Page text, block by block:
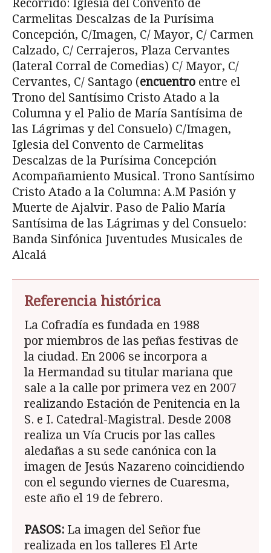
Recorrido: Iglesia del Convento de
Carmelitas Descalzas de la Purísima
Concepción, C/Imagen, C/ Mayor, C/ Carmen
Calzado, C/ Cerrajeros, Plaza Cervantes
(lateral Corral de Comedias) C/ Mayor, C/
Cervantes, C/ Santago (encuentro entre el
Trono del Santísimo Cristo Atado a la
Columna y el Palio de María Santísima de
las Lágrimas y del Consuelo) C/Imagen,
Iglesia del Convento de Carmelitas
Descalzas de la Purísi­ma Concepción
Acompañamiento Musical. Trono Santísimo
Cristo Atado a la Columna: A.M Pasión y
Muerte de Ajalvir. Paso de Palio María
Santísima de las Lágrimas y del Consuelo:
Banda Sinfónica Juventudes Mu­sicales de
Alcalá
Referencia histórica
La Cofradía es fundada en 1988
por miembros de las peñas festivas de
la ciudad. En 2006 se incorpora a
la Hermandad su titular mariana que
sale a la calle por primera vez en 2007
realizando Estación de Penitencia en la
S. e I. Catedral-Magistral. Desde 2008
realiza un Vía Crucis por las calles
aledañas a su sede canónica con la
imagen de Jesús Nazareno coincidiendo
con el segundo viernes de Cuaresma,
este año el 19 de febrero.
PASOS: La imagen del Señor fue
realizada en los talleres El Arte